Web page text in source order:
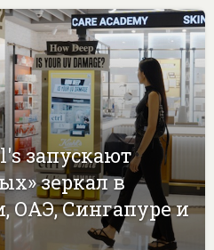
запускают
зеркал в
ОАЭ, Сингапуре и